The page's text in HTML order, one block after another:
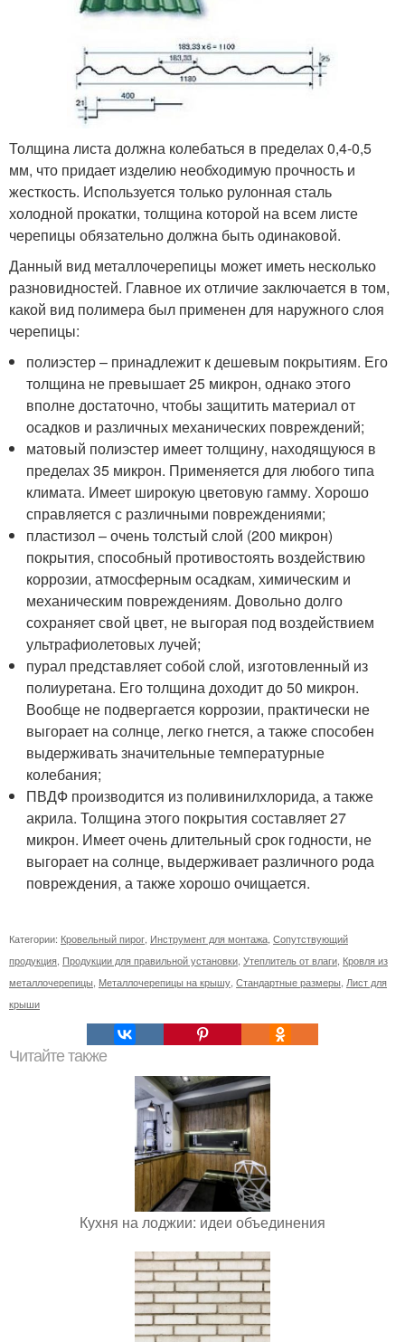
Толщина листа должна колебаться в пределах 0,4-0,5
мм, что придает изделию необходимую прочность и
жесткость. Используется только рулонная сталь
холодной прокатки, толщина которой на всем листе
черепицы обязательно должна быть одинаковой.
Данный вид металлочерепицы может иметь несколько
разновидностей. Главное их отличие заключается в том,
какой вид полимера был применен для наружного слоя
черепицы:
полиэстер – принадлежит к дешевым покрытиям. Его
толщина не превышает 25 микрон, однако этого
вполне достаточно, чтобы защитить материал от
осадков и различных механических повреждений;
матовый полиэстер имеет толщину, находящуюся в
пределах 35 микрон. Применяется для любого типа
климата. Имеет широкую цветовую гамму. Хорошо
справляется с различными повреждениями;
пластизол – очень толстый слой (200 микрон)
покрытия, способный противостоять воздействию
коррозии, атмосферным осадкам, химическим и
механическим повреждениям. Довольно долго
сохраняет свой цвет, не выгорая под воздействием
ультрафиолетовых лучей;
пурал представляет собой слой, изготовленный из
полиуретана. Его толщина доходит до 50 микрон.
Вообще не подвергается коррозии, практически не
выгорает на солнце, легко гнется, а также способен
выдерживать значительные температурные
колебания;
ПВДФ производится из поливинилхлорида, а также
акрила. Толщина этого покрытия составляет 27
микрон. Имеет очень длительный срок годности, не
выгорает на солнце, выдерживает различного рода
повреждения, а также хорошо очищается.
Категории: Кровельный пирог Инструмент для монтажа Сопутствующий
продукция Продукции для правильной установки Утеплитель от влаги Кровля из
металлочерепицы Металлочерепицы на крышу Стандартные размеры Лист для
крыши
Читайте также
Кухня на лоджии: идеи объединения